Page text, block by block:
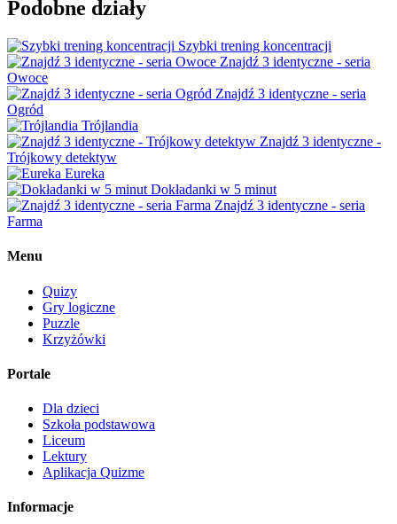
Podobne działy
Szybki trening koncentracji
Znajdź 3 identyczne - seria
Owoce
Znajdź 3 identyczne - seria
Ogród
Trójlandia
Znajdź 3 identyczne -
Trójkowy detektyw
Eureka
Dokładanki w 5 minut
Znajdź 3 identyczne - seria
Farma
Menu
Quizy
Gry logiczne
Puzzle
Krzyżówki
Portale
Dla dzieci
Szkoła podstawowa
Liceum
Lektury
Aplikacja Quizme
Informacje